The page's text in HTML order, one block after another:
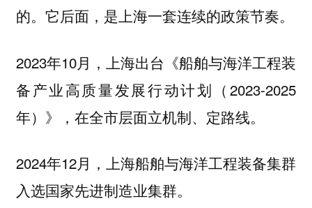
的。它后面，是上海一套连续的政策节奏。
2023年10月，上海出台《船舶与海洋工程装
备产业高质量发展行动计划（2023-2025
年）》，在全市层面立机制、定路线。
2024年12月，上海船舶与海洋工程装备集群
入选国家先进制造业集群。